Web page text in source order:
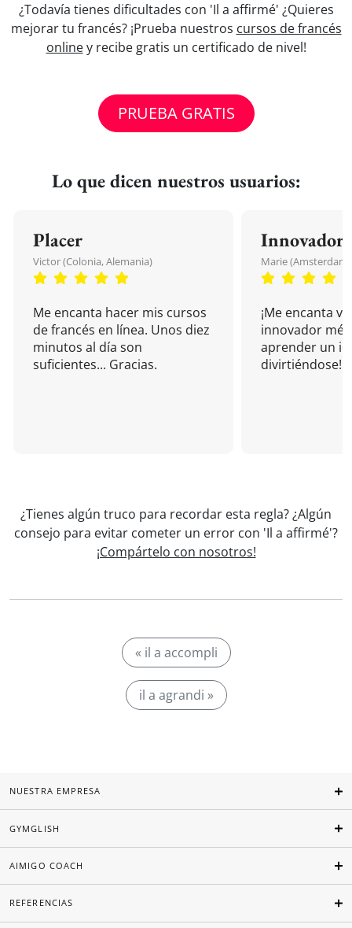
¿Todavía tienes dificultades con 'Il a affirmé' ¿Quieres
mejorar tu francés? ¡Prueba nuestros cursos de francés
onliney recibe gratis un certificado de nivel!
PRUEBA GRATIS
Lo que dicen nuestros usuarios:
Placer
Victor (Colonia, Alemania)
Me encanta hacer mis cursos
de francés en línea. Unos diez
minutos al día son
suficientes... Gracias.
Innovador
Marie (Amsterdam,
¡Me encanta
innovador
aprender un
divirtiéndose!
¿Tienes algún truco para recordar esta regla? ¿Algún
consejo para evitar cometer un error con 'Il a affirmé'?
¡Compártelo con nosotros!
« il a accompli
il a agrandi »
NUESTRA EMPRESA
GYMGLISH
AIMIGO COACH
REFERENCIAS